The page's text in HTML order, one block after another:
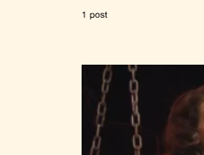
1 post